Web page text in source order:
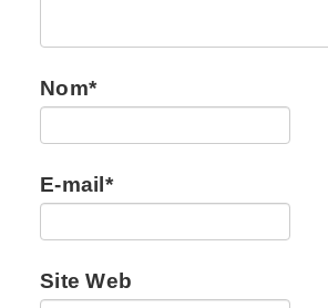
Nom*
E-mail*
Site Web